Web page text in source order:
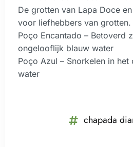
De grotten van Lapa Doce
voor liefhebbers van grotten.
Poço Encantado – Betoverd
ongelooflijk blauw water
Poço Azul – Snorkelen in
water
chapada